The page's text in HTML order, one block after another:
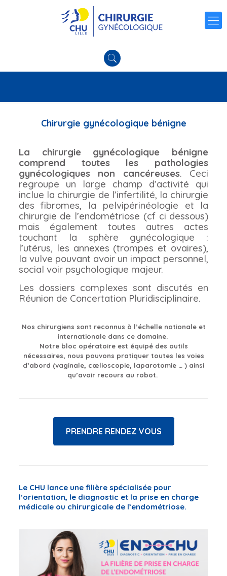
Chirurgie gynécologique bénigne
La chirurgie gynécologique bénigne
comprend toutes les pathologies
gynécologiques non cancéreuses. Ceci
regroupe un large champ d’activité qui
inclue la chirurgie de l’infertilité, la chirurgie
des fibromes, la pelvipérinéologie et la
chirurgie de l’endométriose (cf ci dessous)
mais également toutes autres actes
touchant la sphère gynécologique :
l’utérus, les annexes (trompes et ovaires),
la vulve pouvant avoir un impact personnel,
social voir psychologique majeur.
Les dossiers complexes sont discutés en
Réunion de Concertation Pluridisciplinaire.
Nos chirurgiens sont reconnus à l’échelle nationale et
internationale dans ce domaine.
Notre bloc opératoire est équipé des outils
nécessaires, nous pouvons pratiquer toutes les voies
d’abord (vaginale, cœlioscopie, laparotomie … ) ainsi
qu’avoir recours au robot.
PRENDRE RENDEZ VOUS
Le CHU lance une filière spécialisée pour
l’orientation, le diagnostic et la prise en charge
médicale ou chirurgicale de l’endométriose.